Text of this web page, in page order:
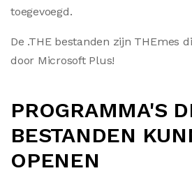
toegevoegd.
De .THE bestanden zijn THEmes
door Microsoft Plus!
PROGRAMMA'S
BESTANDEN
OPENEN